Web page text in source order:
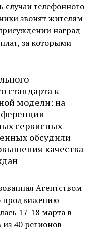
случаи телефонного
звонят жителям
наград
за которыми
стандарта к
модели: на
сервисных
обсудили
качества
Агентством
продвижению
17-18 марта в
40 регионов